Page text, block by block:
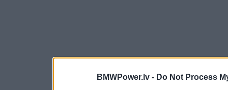
BMWPower.lv - Do Not Process